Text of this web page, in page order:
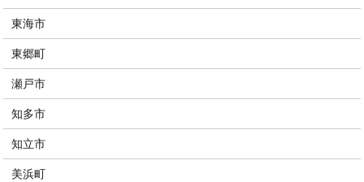
東海市
東郷町
瀬戸市
知多市
知立市
美浜町